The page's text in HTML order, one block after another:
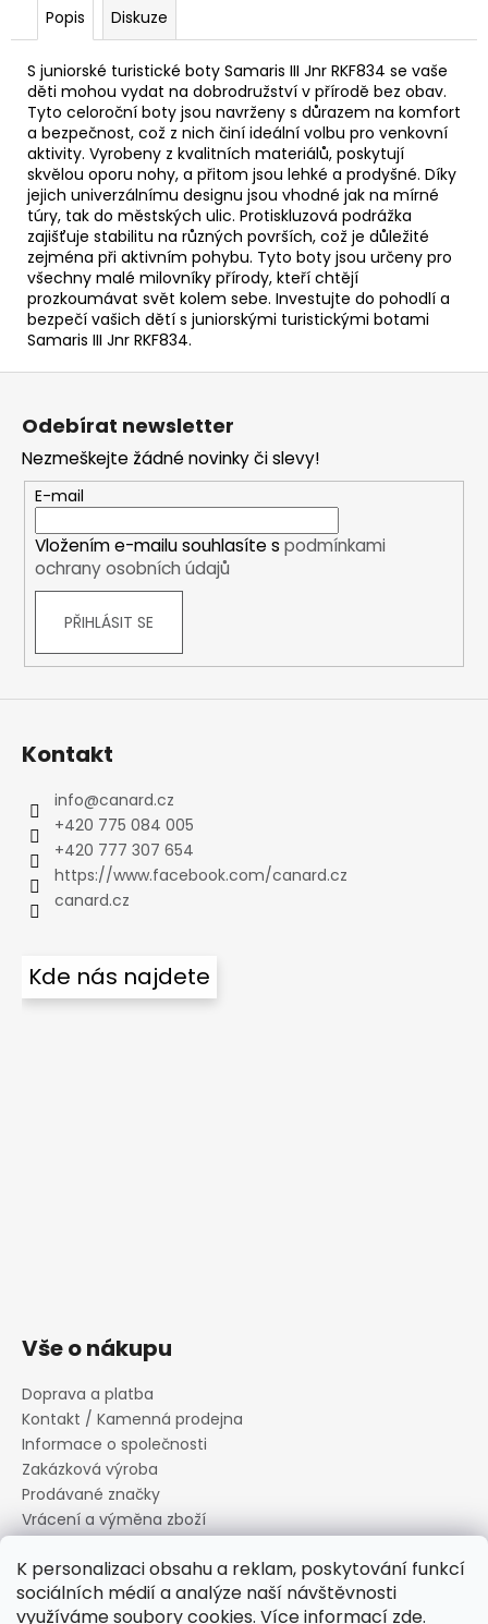
K personalizaci obsahu a reklam, poskytování funkcí
sociálních médií a analýze naší návštěvnosti
využíváme soubory cookies. Více informací zde.
Popis Diskuze
S juniorské turistické boty Samaris III Jnr RKF834 se vaše
děti mohou vydat na dobrodružství v přírodě bez obav.
Tyto celoroční boty jsou navrženy s důrazem na komfort
a bezpečnost, což z nich činí ideální volbu pro venkovní
aktivity. Vyrobeny z kvalitních materiálů, poskytují
skvělou oporu nohy, a přitom jsou lehké a prodyšné. Díky
jejich univerzálnímu designu jsou vhodné jak na mírné
túry, tak do městských ulic. Protiskluzová podrážka
zajišťuje stabilitu na různých površích, což je důležité
zejména při aktivním pohybu. Tyto boty jsou určeny pro
všechny malé milovníky přírody, kteří chtějí
prozkoumávat svět kolem sebe. Investujte do pohodlí a
bezpečí vašich dětí s juniorskými turistickými botami
Samaris III Jnr RKF834.
Z
Odebírat newsletter
Nezmeškejte žádné novinky či slevy!
E-mail
Vložením e-mailu souhlasíte s podmínkami
ochrany osobních údajů
PŘIHLÁSIT SE
Kontakt
info@canard.cz
+420 775 084 005
+420 777 307 654
https://www.facebook.com/canard.cz
canard.cz
Kde nás najdete
Vše o nákupu
Doprava a platba
Kontakt / Kamenná prodejna
Informace o společnosti
Zakázková výroba
Prodávané značky
Vrácení a výměna zboží
Informace o souborech cookies
Reklamační řád
Obchodní podmínky